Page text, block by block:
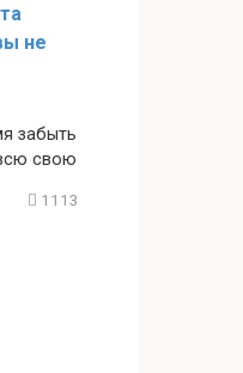
не
забыть
свою
1113